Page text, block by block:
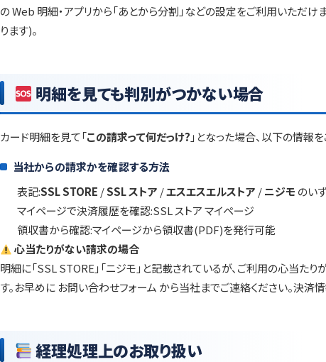
の Web 明細・アプリから「あとから分割」などの設定をご利用いただ
ります)。
明細を見ても判別がつかない場合
カード明細を見て「この請求って何だっけ? 」となった場合、以下の情報
当社からの請求かを確認する方法
表記:SSL STORE /SSL ストア /エスエスエルストア /ニジモ のい
マイページで決済履歴を確認:SSL ストア マイページ
領収書から確認:マイページから領収書(PDF)を発行可能
心当たりがない請求の場合
明細に「SSL STORE」「ニジモ」と記載されているが、ご利用の心当た
す。お早めに お問い合わせフォーム から当社までご連絡ください。決済
経理処理上のお取り扱い